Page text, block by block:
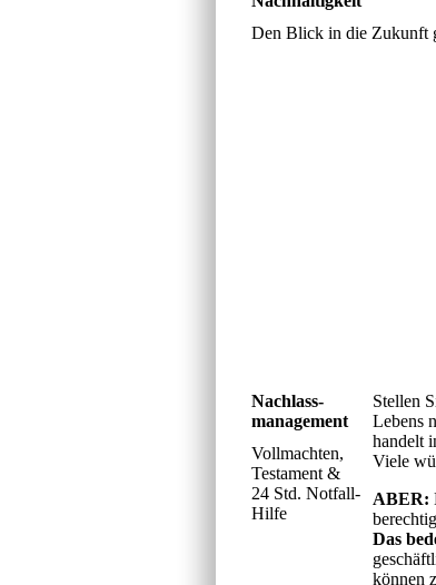
Den Blick in die Zukunft
Nachlass-
management
Vollmachten,
Testament &
24 Std. Notfall-
Hilfe
Stellen
Lebens
handelt
Viele
ABER:
Das
können